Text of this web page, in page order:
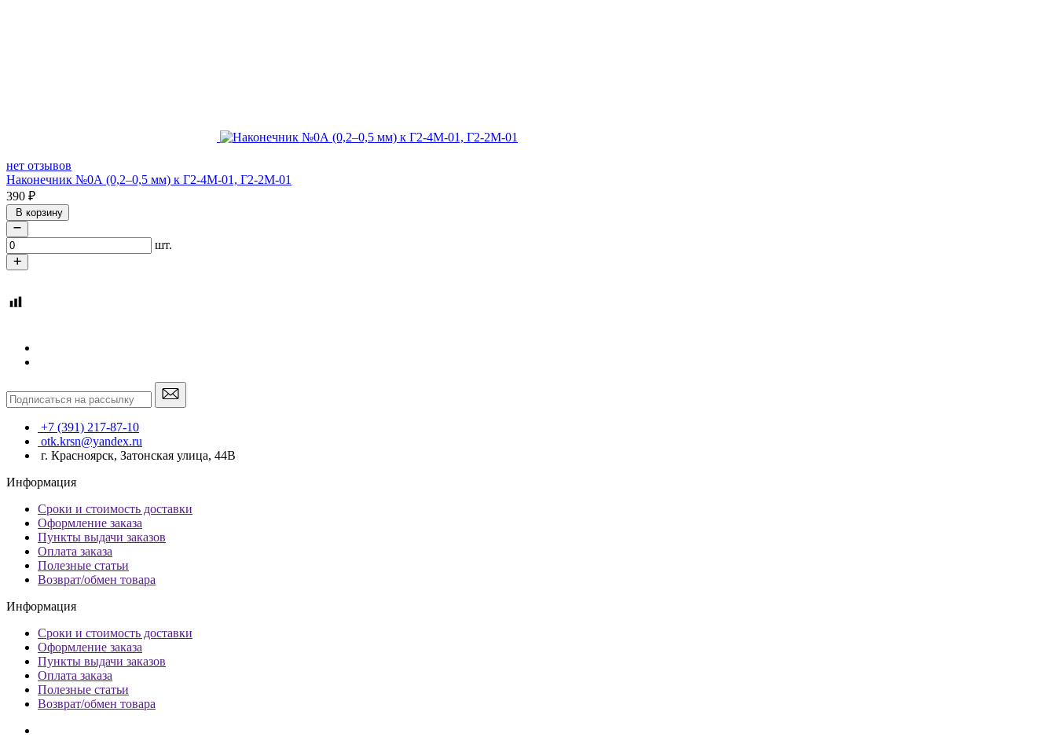
нет отзывов
Наконечник №0А (0,2–0,5 мм) к Г2-4М-01, Г2-2М-01
390 ₽
В корзину
шт.
+7 (391) 217-87-10
otk.krsn@yandex.ru
г. Красноярск, Затонская улица, 44В
Информация
Сроки и стоимость доставки
Оформление заказа
Пункты выдачи заказов
Оплата заказа
Полезные статьи
Возврат/обмен товара
Информация
Сроки и стоимость доставки
Оформление заказа
Пункты выдачи заказов
Оплата заказа
Полезные статьи
Возврат/обмен товара